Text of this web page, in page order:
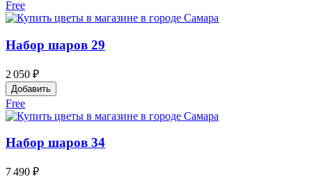
Free
Набор шаров 29
2 050 ₽
Добавить
Free
Набор шаров 34
7 490 ₽